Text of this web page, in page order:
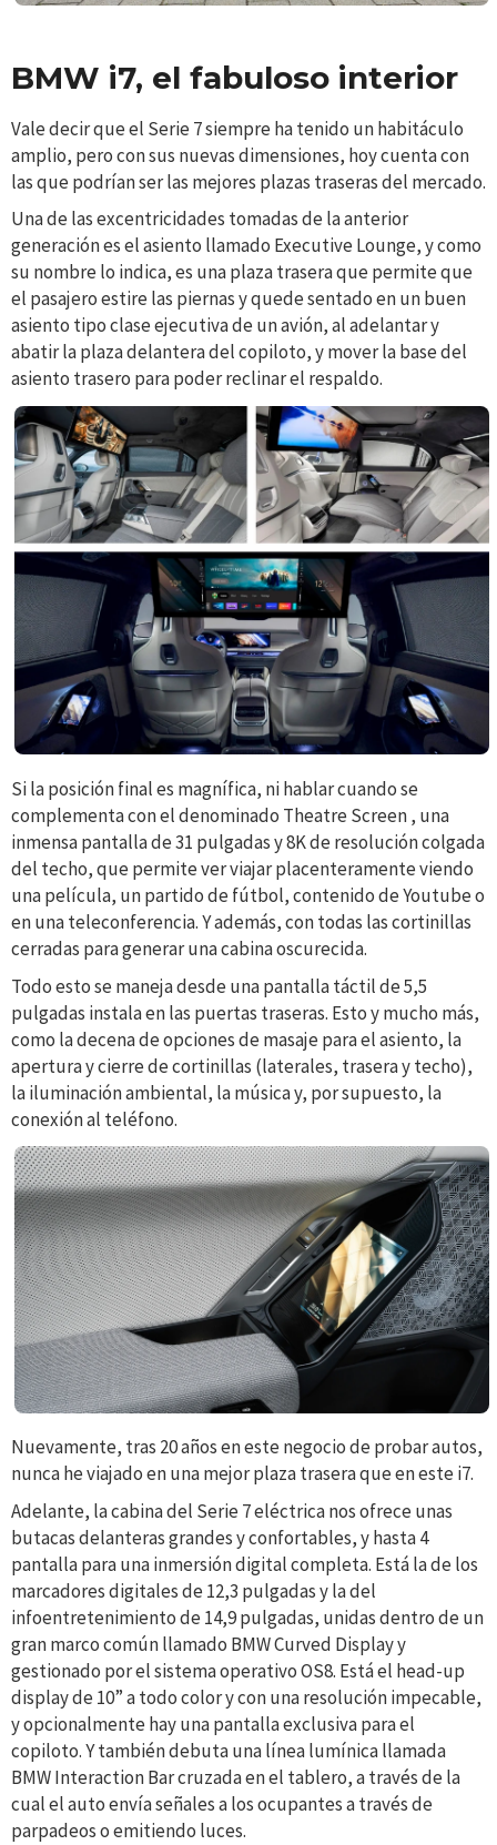
BMW i7, el fabuloso interior
Vale decir que el Serie 7 siempre ha tenido un habitáculo
amplio, pero con sus nuevas dimensiones, hoy cuenta con
las que podrían ser las mejores plazas traseras del mercado.
Una de las excentricidades tomadas de la anterior
generación es el asiento llamado Executive Lounge, y como
su nombre lo indica, es una plaza trasera que permite que
el pasajero estire las piernas y quede sentado en un buen
asiento tipo clase ejecutiva de un avión, al adelantar y
abatir la plaza delantera del copiloto, y mover la base del
asiento trasero para poder reclinar el respaldo.
Si la posición final es magnífica, ni hablar cuando se
complementa con el denominado Theatre Screen , una
inmensa pantalla de 31 pulgadas y 8K de resolución colgada
del techo, que permite ver viajar placenteramente viendo
una película, un partido de fútbol, contenido de Youtube o
en una teleconferencia. Y además, con todas las cortinillas
cerradas para generar una cabina oscurecida.
Todo esto se maneja desde una pantalla táctil de 5,5
pulgadas instala en las puertas traseras. Esto y mucho más,
como la decena de opciones de masaje para el asiento, la
apertura y cierre de cortinillas (laterales, trasera y techo),
la iluminación ambiental, la música y, por supuesto, la
conexión al teléfono.
Nuevamente, tras 20 años en este negocio de probar autos,
nunca he viajado en una mejor plaza trasera que en este i7.
Adelante, la cabina del Serie 7 eléctrica nos ofrece unas
butacas delanteras grandes y confortables, y hasta 4
pantalla para una inmersión digital completa. Está la de los
marcadores digitales de 12,3 pulgadas y la del
infoentretenimiento de 14,9 pulgadas, unidas dentro de un
gran marco común llamado BMW Curved Display y
gestionado por el sistema operativo OS8. Está el head-up
display de 10” a todo color y con una resolución impecable,
y opcionalmente hay una pantalla exclusiva para el
copiloto. Y también debuta una línea lumínica llamada
BMW Interaction Bar cruzada en el tablero, através de la
cual el auto envía señales a los ocupantes a través de
parpadeos o emitiendo luces.